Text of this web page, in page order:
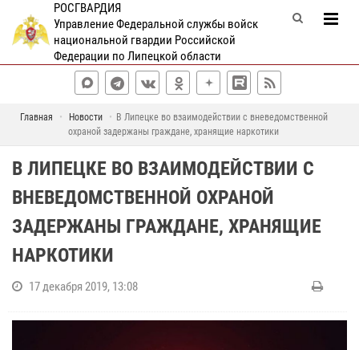
РОСГВАРДИЯ
Управление Федеральной службы войск
национальной гвардии Российской
Федерации по Липецкой области
Главная Новости
В Липецке во взаимодействии с вневедомственной
охраной задержаны граждане, хранящие наркотики
В ЛИПЕЦКЕ ВО ВЗАИМОДЕЙСТВИИ С
ВНЕВЕДОМСТВЕННОЙ ОХРАНОЙ
ЗАДЕРЖАНЫ ГРАЖДАНЕ, ХРАНЯЩИЕ
НАРКОТИКИ
17 декабря 2019, 13:08